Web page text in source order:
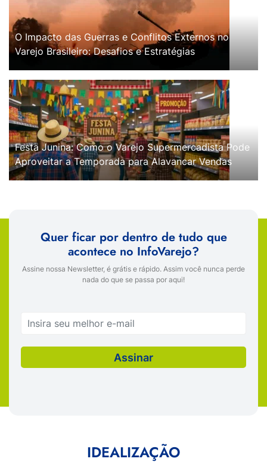
O Impacto das Guerras e Conflitos Externos no
Varejo Brasileiro: Desafios e Estratégias
Festa Junina: Como o Varejo Supermercadista Pode
Aproveitar a Temporada para Alavancar Vendas
Quer ficar por dentro de tudo que
acontece no InfoVarejo?
Assine nossa Newsletter, é grátis e rápido. Assim você nunca perde
nada do que se passa por aqui!
IDEALIZAÇÃO